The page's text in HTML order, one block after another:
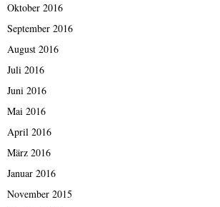
Oktober 2016
September 2016
August 2016
Juli 2016
Juni 2016
Mai 2016
April 2016
März 2016
Januar 2016
November 2015